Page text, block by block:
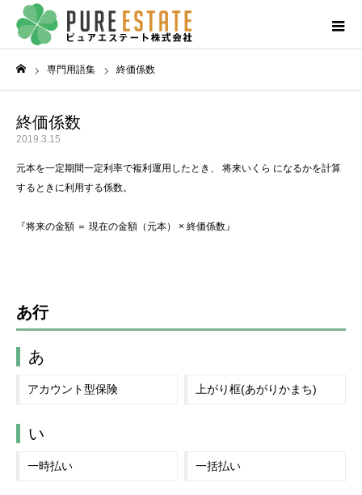
専門用語集 終価係数
終価係数
2019.3.15
元本を一定期間一定利率で複利運用したとき、 将来いくら になるかを計算
するときに利用する係数。
『将来の金額 ＝ 現在の金額（元本） × 終価係数』
あ行
あ
アカウント型保険 上がり框(あがりかまち)
い
一時払い 一括払い